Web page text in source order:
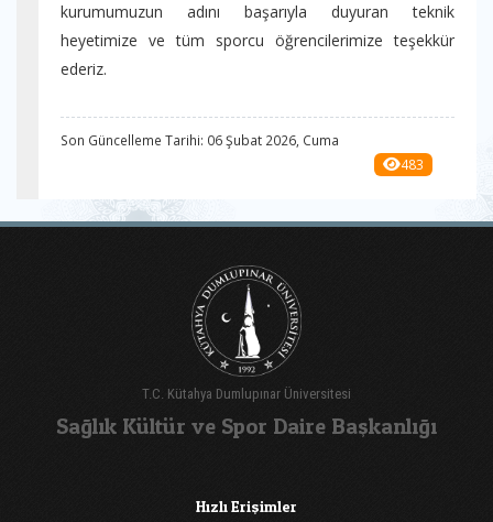
kurumumuzun adını başarıyla duyuran teknik
heyetimize ve tüm sporcu öğrencilerimize teşekkür
ederiz.
Son Güncelleme Tarihi: 06 Şubat 2026, Cuma
483
T.C. Kütahya Dumlupınar Üniversitesi
Sağlık Kültür ve Spor Daire Başkanlığı
Hızlı Erişimler